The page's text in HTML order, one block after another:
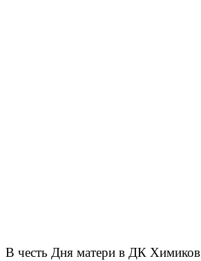
В честь Дня матери в ДК Химиков